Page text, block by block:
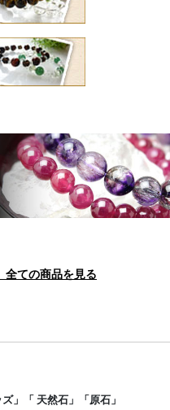
ての商品を見る
」「 天然石」「原石」